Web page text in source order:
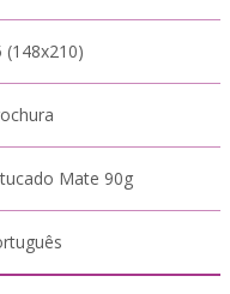
(148x210)
Mate 90g